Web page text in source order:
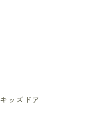
キッズドア